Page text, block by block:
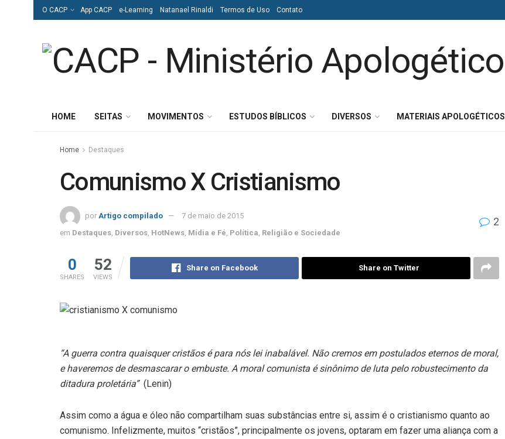
O CACP App CACP e-Learning Natanael Rinaldi Termos de Uso Contato
HOME SEITAS MOVIMENTOS ESTUDOS BÍBLICOS DIVERSOS MATERIAIS APOLOGÉTICOS
Home Destaques
Comunismo X Cristianismo
por Artigo compilado
7 de maio de 2015
em Destaques Diversos HotNews Mídia e Fé Política Religião e Sociedade
2
0
SHARES
52
VIEWS
Share on Facebook Share on Twitter
“A guerra contra quaisquer cristãos é para nós lei inabalável. Não cremos em postulados eternos de moral,
e haveremos de desmascarar o embuste. A moral comunista é sinônimo de luta pelo robustecimento da
ditadura proletária”(Lenin)
Assim como a água e óleo não compartilham suas substâncias entre si, assim é o cristianismo quanto ao
comunismo. Infelizmente, muitos “cristãos”, principalmente os jovens, optaram em fazer uma aliança com a